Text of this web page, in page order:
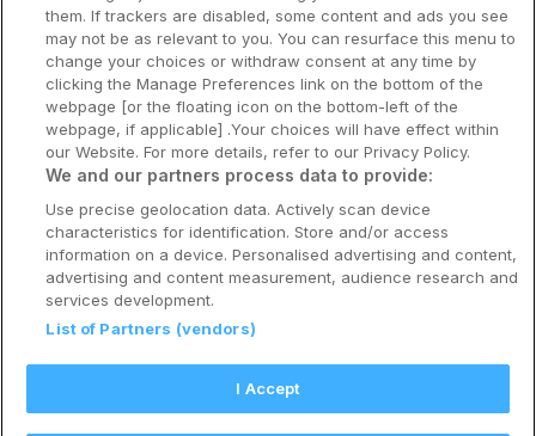
Konkurranse
Koselig avbrekk
Velvære i var
Premiumhotell
Venninnetur
Reservasjonsspørsmål:
Hotellsupport:scandinavian@digibreaks.com
them. If trackers are disabled, some content and ads you see
may not be as relevant to you. You can resurface this menu to
change your choices or withdraw consent at any time by
clicking the Manage Preferences link on the bottom of the
webpage [or the floating icon on the bottom-left of the
webpage, if applicable] .Your choices will have effect within
our Website. For more details, refer to our Privacy Policy.
We and our partners process data to provide:
Use precise geolocation data. Actively scan device
characteristics for identification. Store and/or access
information on a device. Personalised advertising and content,
advertising and content measurement, audience research and
services development.
List of Partners (vendors)
I Accept